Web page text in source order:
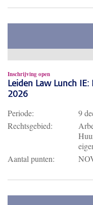
Inschrijving open
Leiden Law Lunch
2026
Periode:
9
Rechtsgebied:
Aantal punten: